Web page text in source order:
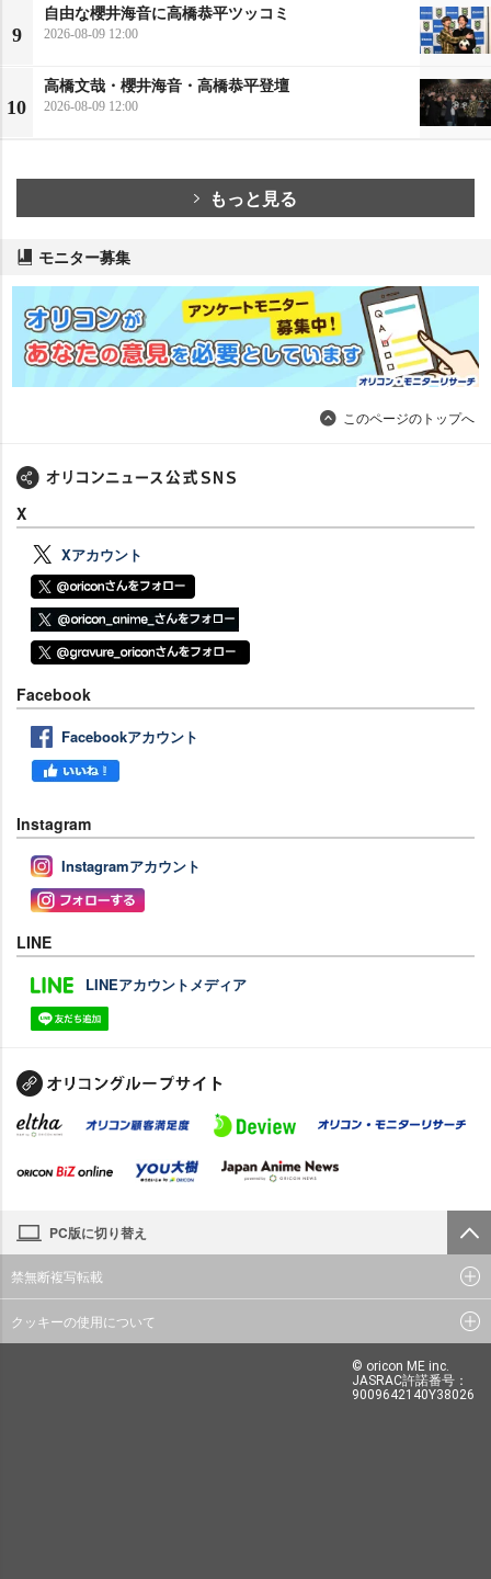
9
自由な櫻井海音に高橋恭平ツッコミ
2026-08-09 12:00
10
高橋文哉・櫻井海音・高橋恭平登壇
2026-08-09 12:00
もっと見る
モニター募集
このページのトップへ
X
Xアカウント
Facebook
Facebookアカウント
Instagram
Instagramアカウント
LINE
LINEアカウントメディア
PC版に切り替え
禁無断複写転載
クッキーの使用について
© oricon ME inc.
JASRAC許諾番号：
9009642140Y38026